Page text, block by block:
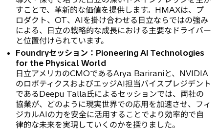
すことで、革新的な価値を提供します。HMAXは、プ
ロダクト、OT、AIを掛け合わせる日立ならではの強み
による、日立の戦略的な成長における主要なドライバー
と位置付けられています。
Foundryセッション：Pioneering AI Technologies
for the Physical World
日立アメリカのCMOであるArya Bariraniと、NVIDIA
のロボティクスおよびエッジAI担当バイスプレジデント
であるDeepu Talla氏によるセッションでは、両社の
協業が、どのように現実世界での応用を加速させ、フィ
ジカルAIの力を安全に活用することでより効率的で自
律的な未来を実現していくのかを探りました。